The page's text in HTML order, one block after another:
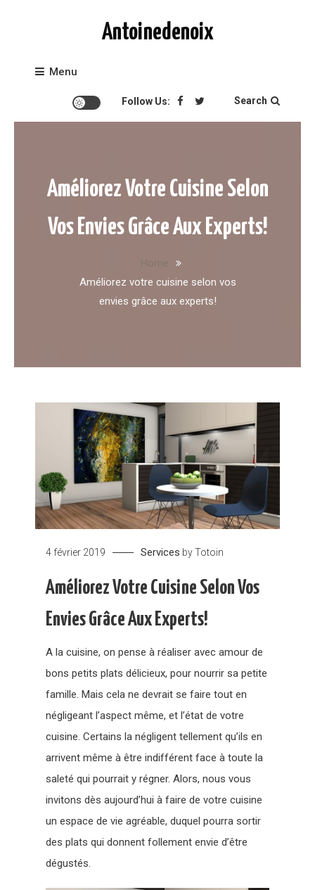
Antoinedenoix
Menu
Follow Us: Search
Améliorez Votre Cuisine Selon
Vos Envies Grâce Aux Experts!
Home
Améliorez votre cuisine selon vos
envies grâce aux experts!
4 février 2019 Services byTotoin
Améliorez Votre Cuisine Selon Vos
Envies Grâce Aux Experts!
A la cuisine, on pense à réaliser avec amour de
bons petits plats délicieux, pour nourrir sa petite
famille. Mais cela ne devrait se faire tout en
négligeant l’aspect même, et l’état de votre
cuisine. Certains la négligent tellement qu’ils en
arrivent même à être indifférent face à toute la
saleté qui pourrait y régner. Alors, nous vous
invitons dès aujourd’hui à faire de votre cuisine
un espace de vie agréable, duquel pourra sortir
des plats qui donnent follement envie d’être
dégustés.